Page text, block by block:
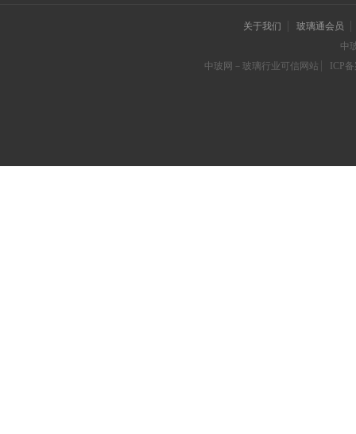
关于我们
玻璃通会员
中
中玻网－玻璃行业可信网站
ICP